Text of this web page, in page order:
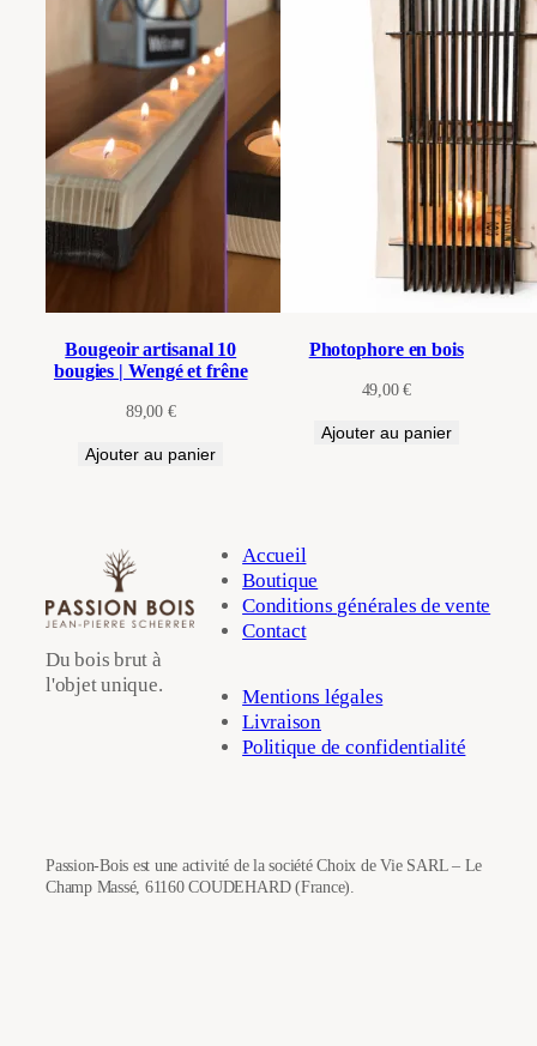
Bougeoir artisanal 10
bougies | Wengé et frêne
89,00 €
Ajouter au panier
Photophore en bois
49,00€
Ajouter au panier
Du bois brut à
l'objet unique.
Accueil
Boutique
Conditions générales de vente
Contact
Mentions légales
Livraison
Politique de confidentialité
Passion-Bois est une activité de la société Choix de Vie SARL – Le
Champ Massé, 61160 COUDEHARD (France).